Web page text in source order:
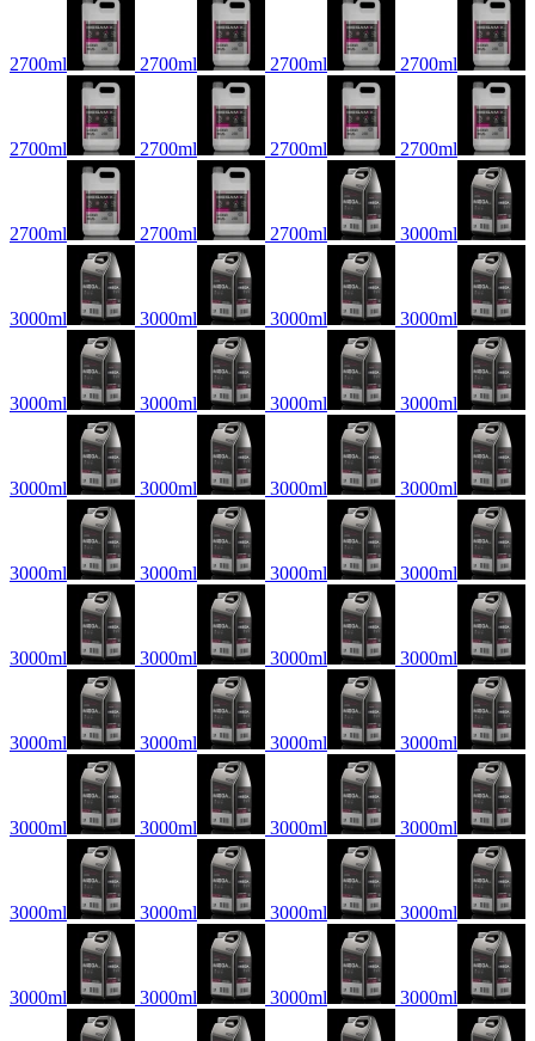
2700ml 2700ml 2700ml 2700ml
2700ml 2700ml 2700ml 2700ml
2700ml 2700ml 2700ml 3000ml
3000ml 3000ml 3000ml 3000ml
3000ml 3000ml 3000ml 3000ml
3000ml 3000ml 3000ml 3000ml
3000ml 3000ml 3000ml 3000ml
3000ml 3000ml 3000ml 3000ml
3000ml 3000ml 3000ml 3000ml
3000ml 3000ml 3000ml 3000ml
3000ml 3000ml 3000ml 3000ml
3000ml 3000ml 3000ml 3000ml